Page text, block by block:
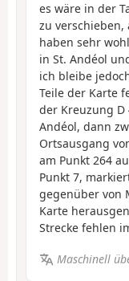
es wäre in der
zu
haben sehr
in St. Andéol
ich bleibe
Teile der Karte
der Kreuzung D
Andéol, dann
Ortsausgang
am Punkt 264
Punkt 7,
gegenüber von
Karte
Strecke fehlen
Maschinell